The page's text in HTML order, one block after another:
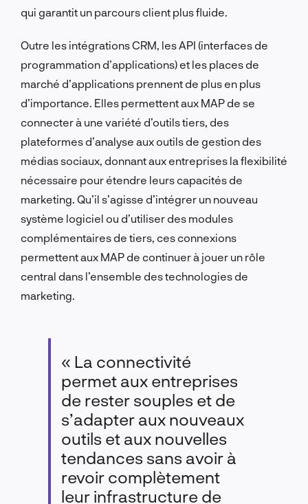
qui garantit un parcours client plus fluide.
Outre les intégrations CRM, les API (interfaces de
programmation d’applications) et les places de
marché d’applications prennent de plus en plus
d’importance. Elles permettent aux MAP de se
connecter à une variété d’outils tiers, des
plateformes d’analyse aux outils de gestion des
médias sociaux, donnant aux entreprises la flexibilité
nécessaire pour étendre leurs capacités de
marketing. Qu’il s’agisse d’intégrer un nouveau
système logiciel ou d’utiliser des modules
complémentaires de tiers, ces connexions
permettent aux MAP de continuer à jouer un rôle
central dans l’ensemble des technologies de
marketing.
« La connectivité
permet aux entreprises
de rester souples et de
s’adapter aux nouveaux
outils et aux nouvelles
tendances sans avoir à
revoir complètement
leur infrastructure de